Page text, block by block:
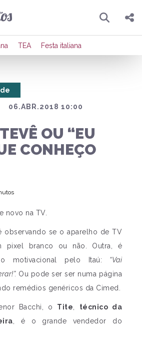
Pesquisar
Compartilhar
Publicar no X
TEA Festa italiana
06.ABR.2018 10:00
OU “EU
CONHEÇO
novo na TV.
observando se o aparelho de TV
pixel branco ou não. Outra, é
motivacional pelo Itaú: “Vai
Ou pode ser ser numa página
remédios genéricos da Cimed.
Bacchi, o Tite
técnico da
, é o grande vendedor do